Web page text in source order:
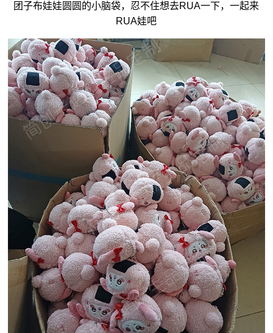
团子布娃娃 圆圆的小脑袋，忍不住想去RUA一下，一起来
RUA娃吧